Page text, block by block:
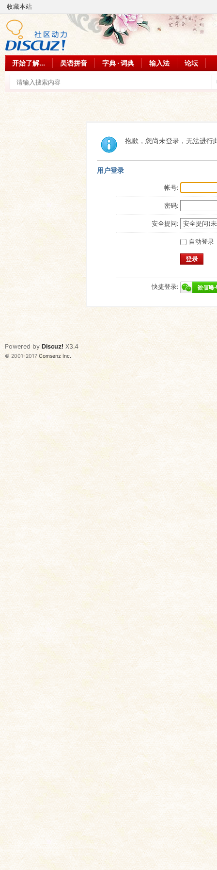
收藏本站
开始了解... 吴语拼音 字典 · 词典 输入法 论坛
抱歉，您尚未登录，无法进行
用户登录
帐号:
密码:
安全提问:
自动登录
登录
快捷登录:
Powered by Discuz! X3.4
© 2001-2017 Comsenz Inc.